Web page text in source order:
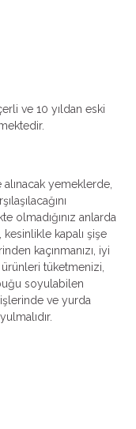
ve 10 yıldan eski
yemeklerde,
olmadığınız anlarda
kapalı şişe
kaçınmanızı, iyi
tüketmenizi,
soyulabilen
ve yurda